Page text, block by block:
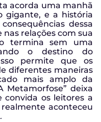
acorda uma manhã
gigante, e a história
dessa
relações com sua
termina sem uma
o destino do
permite que os
diferentes maneiras
mais amplo da
Metamorfose” deixa
convida os leitores a
aconteceu